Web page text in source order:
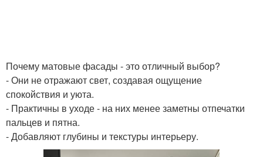
Почему матовые фасады - это отличный выбор?
- Они не отражают свет, создавая ощущение
спокойствия и уюта.
- Практичны в уходе - на них менее заметны отпечатки
пальцев и пятна.
- Добавляют глубины и текстуры интерьеру.